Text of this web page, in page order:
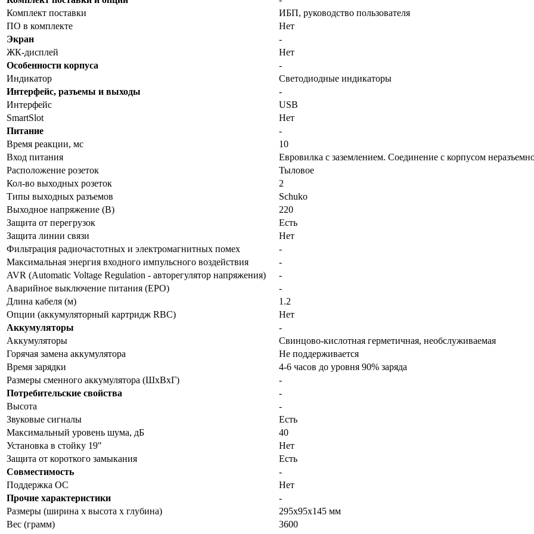
Комплект поставки
ИБП, руководство пользователя
ПО в комплекте
Нет
Экран
-
ЖК-дисплей
Нет
Особенности корпуса
-
Индикатор
Светодиодные индикаторы
Интерфейс, разъемы и выходы
-
Интерфейс
USB
SmartSlot
Нет
Питание
-
Время реакции, мс
10
Вход питания
Евровилка с заземлением. Соединение с корпусом
Расположение розеток
Тыловое
Кол-во выходных розеток
2
Типы выходных разъемов
Schuko
Выходное напряжение (В)
220
Защита от перегрузок
Есть
Защита линии связи
Нет
Фильтрация радиочастотных и электромагнитных помех
-
Максимальная энергия входного импульсного воздействия
-
AVR (Automatic Voltage Regulation - авторегулятор напряжения)
-
Аварийное выключение питания (EPO)
-
Длина кабеля (м)
1.2
Опции (аккумуляторный картридж RBC)
Нет
Аккумуляторы
-
Аккумуляторы
Свинцово-кислотная герметичная, необслуживаемая
Горячая замена аккумулятора
Не поддерживается
Время зарядки
4-6 часов до уровня 90% заряда
Размеры сменного аккумулятора (ШхВхГ)
-
Потребительские свойства
-
Высота
-
Звуковые сигналы
Есть
Максимальный уровень шума, дБ
40
Установка в стойку 19"
Нет
Защита от короткого замыкания
Есть
Совместимость
-
Поддержка ОС
Нет
Прочие характеристики
-
Размеры (ширина x высота x глубина)
295x95x145 мм
Вес (грамм)
3600